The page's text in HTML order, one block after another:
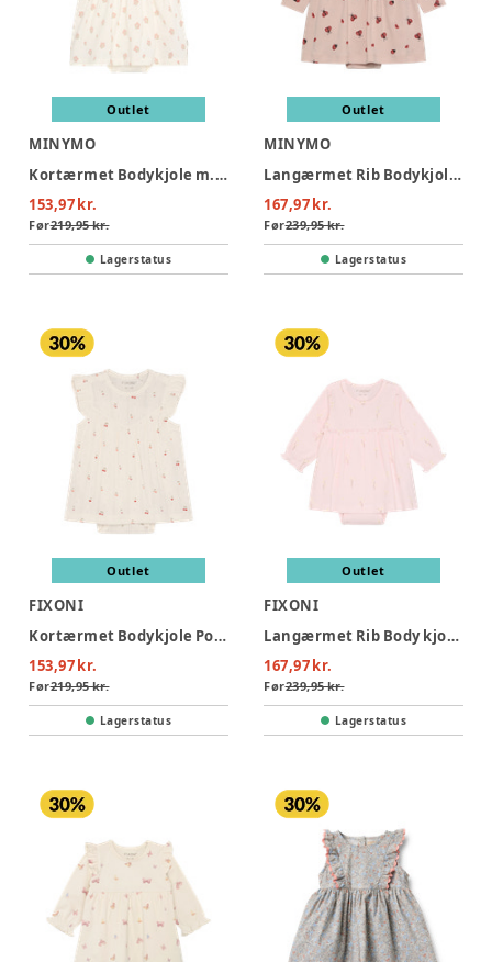
Outlet
MINYMO
Kortærmet Bodykjole m. Print - Vanilla Ice
153,97 kr.
Før219,95 kr.
Lagerstatus
Outlet
MINYMO
Langærmet Rib Bodykjole m. Print - Peach Whip
167,97 kr.
Før239,95 kr.
Lagerstatus
Outlet
FIXONI
Kortærmet Bodykjole Pointelle - Eggnog
153,97 kr.
Før219,95 kr.
Lagerstatus
Outlet
FIXONI
Langærmet Rib Body kjole - Potpourri
167,97 kr.
Før239,95 kr.
Lagerstatus